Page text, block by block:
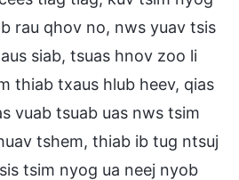
rau qhov no, nws yuav tsis
siab, tsuas hnov zoo li
thiab txaus hlub heev, qias
vuab tsuab uas nws tsim
tshem, thiab ib tug ntsuj
tsim nyog ua neej nyob